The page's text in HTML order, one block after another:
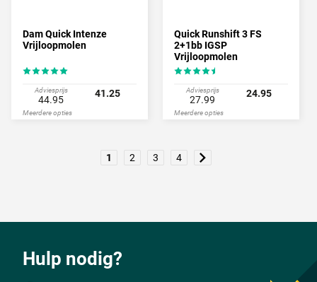
Dam Quick Intenze
Vrijloopmolen
Adviesprijs
44.95
41.25
Meerdere opties
Quick Runshift 3 FS
2+1bb IGSP
Vrijloopmolen
Adviesprijs
27.99
24.95
Meerdere opties
1 2 3 4
Hulp nodig?